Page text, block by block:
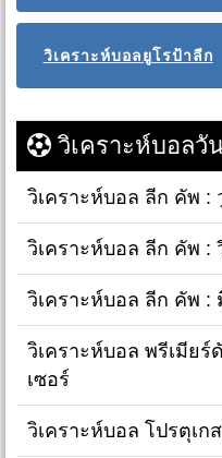
วิเคราะห์บอลยูโรป้าลีก
วิเคราะห์บอลวั
วิเคราะห์บอล ลีก คัพ :
วิเคราะห์บอล ลีก คัพ :
วิเคราะห์บอล ลีก คัพ :
วิเคราะห์บอล พรีเมียร์
เซอร์
วิเคราะห์บอล โปรตุเก